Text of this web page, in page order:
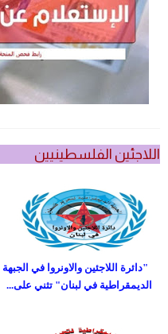
اللاجئين الفلسطينيين
"دائرة اللاجئين والاونروا في الجبهة
الديمقراطية في لبنان" تثني على...